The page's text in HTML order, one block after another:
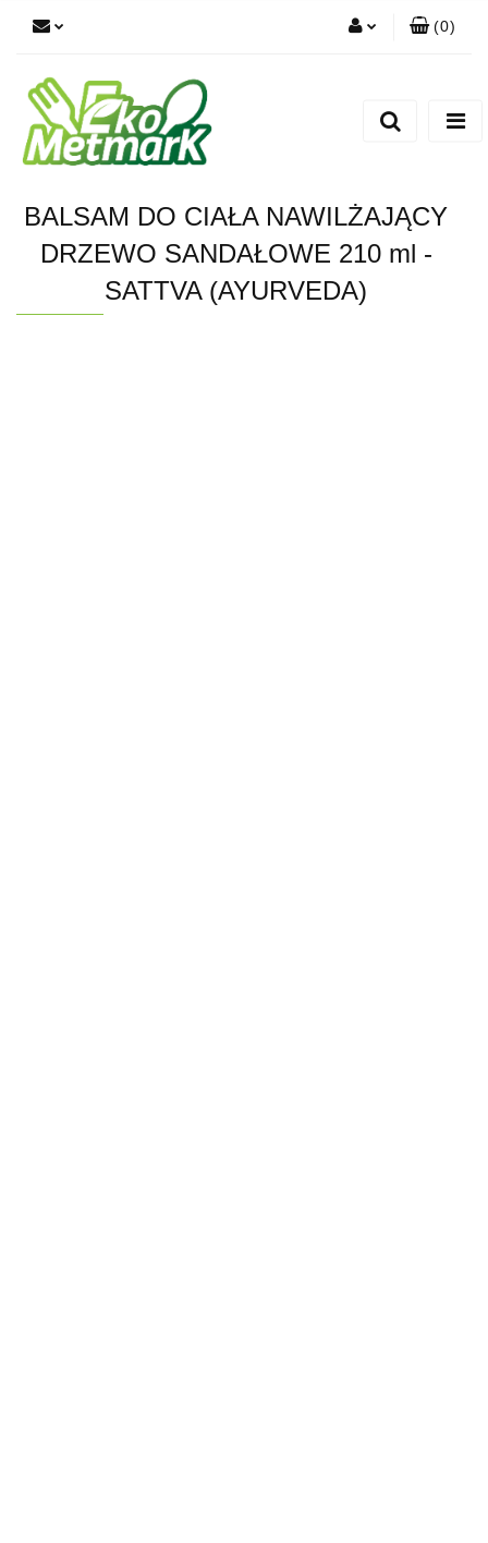
(0)
BALSAM DO CIAŁA NAWILŻAJĄCY
DRZEWO SANDAŁOWE 210 ml -
SATTVA (AYURVEDA)